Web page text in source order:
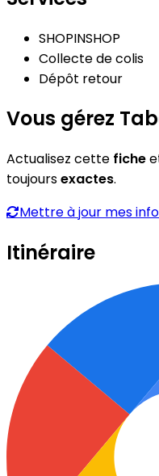
SHOPINSHOP
Collecte de colis
Dépôt retour
Vous gérez
Actualisez cette fiche
toujoursexactes.
Mettre à jour mes
Itinéraire